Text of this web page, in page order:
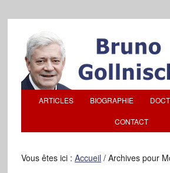
ARTICLES BIOGRAPHIE
CONTACT
Vous êtes ici : Accueil /Archives pour